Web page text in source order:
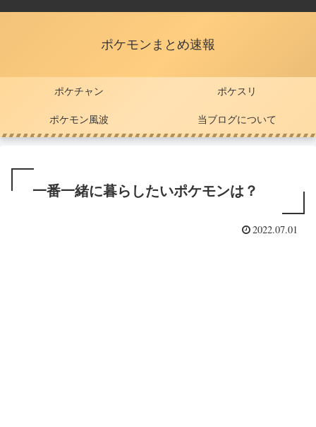
ポケモンまとめ速報
ポケチャン ポケスリ
ポケモン風波 当ブログについて
一番一緒に暮らしたいポケモンは？
2022.07.01